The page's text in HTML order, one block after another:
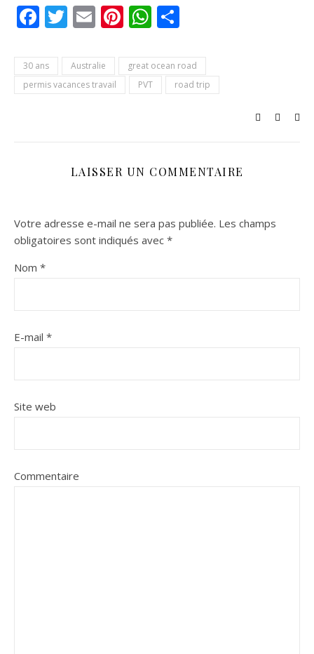
Facebook
Twitter
EmailPinterest
WhatsApp
30 ans Australie
great ocean road
permis vacances travail
PVT road trip
LAISSER UN COMMENTAIRE
Votre adresse e-mail ne sera pas publiée. Les champs
obligatoires sont indiqués avec *
Nom *
E-mail *
Site web
Commentaire